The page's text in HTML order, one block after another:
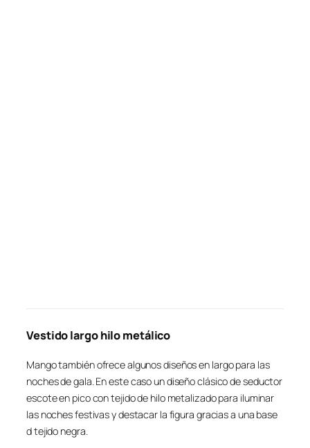
Vestido largo hilo metálico
Mango también ofrece algunos diseños en largo para las
noches de gala. En este caso un diseño clásico de seductor
escote en pico con tejido de hilo metalizado para iluminar
las noches festivas y destacar la figura gracias a una base
d tejido negra.